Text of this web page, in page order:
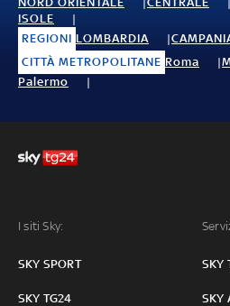
ISOLE
REGIONI LOMBARDIA
CITTÀ METROPOLITANE Roma
Palermo
I siti Sky:
SKY SPORT
SKY TG24
SKY
SKY